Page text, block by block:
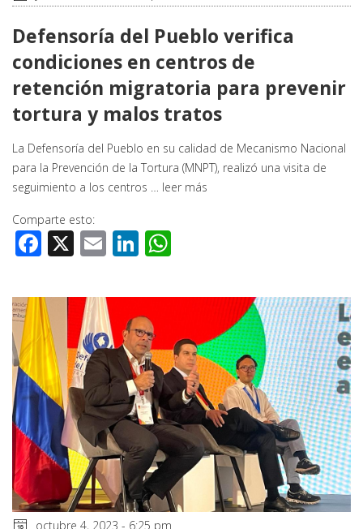
Defensoría del Pueblo verifica
condiciones en centros de
retención migratoria para prevenir
tortura y malos tratos
La Defensoría del Pueblo en su calidad de Mecanismo Nacional
para la Prevención de la Tortura (MNPT), realizó una visita de
seguimiento a los centros … leer más
Comparte esto:
Facebook
X EmailLinkedIn
octubre 4, 2023 - 6:25 pm